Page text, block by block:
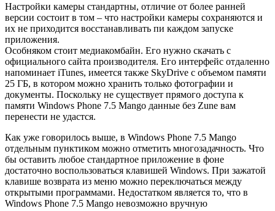
Настройки камеры стандартны, отличие от более ранней
версии состоит в том – что настройки камеры сохраняются и
их не приходится восстанавливать пи каждом запуске
приложения.
Особняком стоит медиакомбайн. Его нужно скачать с
официального сайта производителя. Его интерфейс отдаленно
напоминает iTunes, имеется также SkyDrive с объемом памяти
25 ГБ, в котором можно хранить только фотографии и
документы. Поскольку не существует прямого доступа к
памяти Windows Phone 7.5 Mango данные без Zune вам
перенести не удастся.
Как уже говорилось выше, в Windows Phone 7.5 Mango
отдельным пунктиком можно отметить многозадачность. Что
бы оставить любое стандартное приложение в фоне
достаточно воспользоваться клавишей Windows. При зажатой
клавише возврата из меню можно переключаться между
открытыми программами. Недостатком является то, что в
Windows Phone 7.5 Mango невозможно вручную